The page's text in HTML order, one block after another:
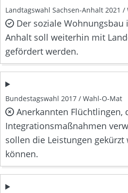
Landtagswahl Sachsen-Anhalt 2021 /
Der soziale Wohnungsbau
Anhalt soll weiterhin mit
gefördert werden.
Bundestagswahl 2017 / Wahl-O-Mat
Anerkannten Flüchtlingen,
Integrationsmaßnahmen
sollen die Leistungen gekürzt
können.